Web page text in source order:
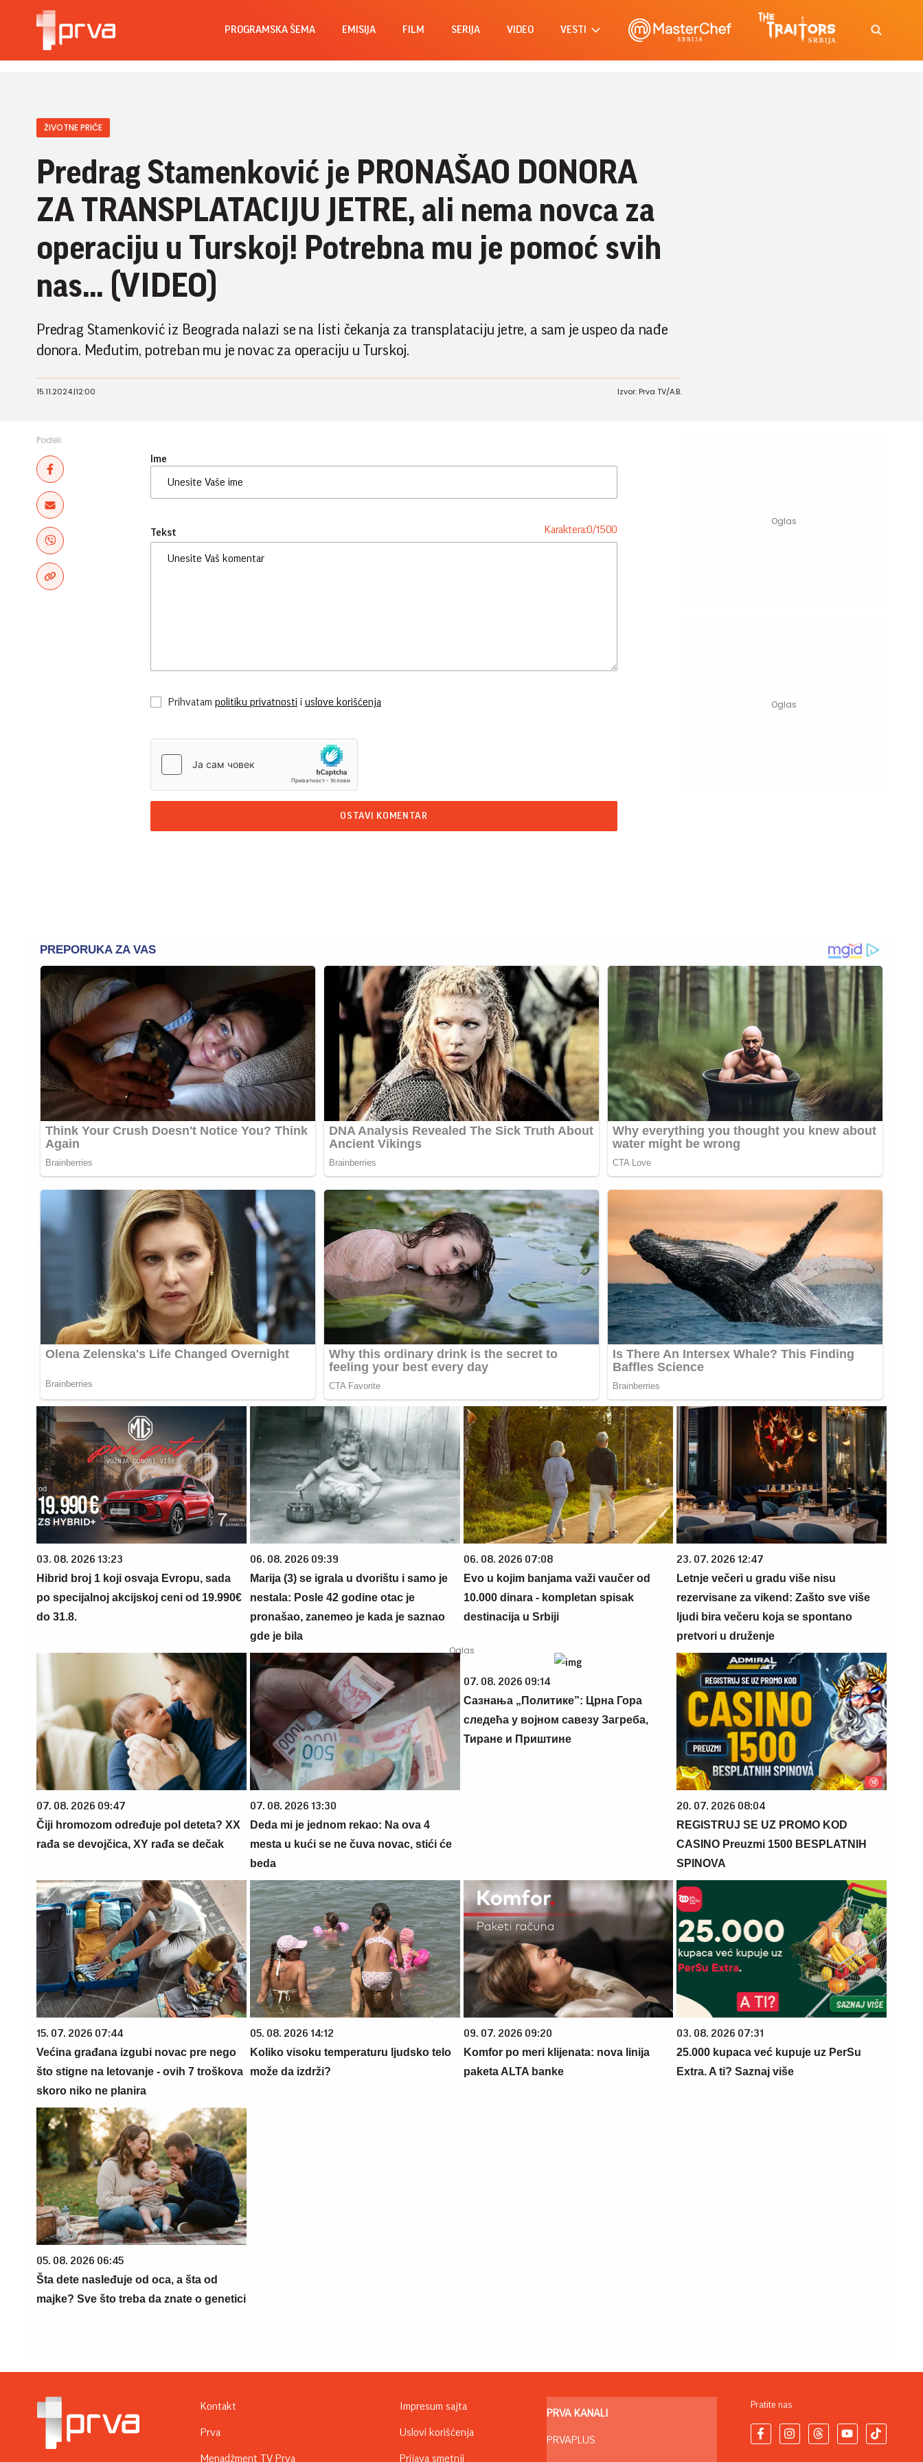
PROGRAMSKA ŠEMA EMISIJA FILM SERIJA VIDEO VESTI
ŽIVOTNE PRIČE
Predrag Stamenković je PRONAŠAO DONORA
ZA TRANSPLATACIJU JETRE, ali nema novca za
operaciju u Turskoj! Potrebna mu je pomoć svih
nas... (VIDEO)
Predrag Stamenković iz Beograda nalazi se na listi čekanja za transplataciju jetre, a sam je uspeo da nađe
donora. Međutim, potreban mu je novac za operaciju u Turskoj.
15.11.2024.|12:00 Izvor: Prva TV/A.B.
Podeli:
Ime
Tekst Karaktera:0/1500
Prihvatam politiku privatnosti i uslove korišćenja
OSTAVI KOMENTAR
03. 08. 2026 13:23
Hibrid broj 1 koji osvaja Evropu, sada
po specijalnoj akcijskoj ceni od 19.990€
do 31.8.
06. 08. 2026 09:39
Marija (3) se igrala u dvorištu i samo je
nestala: Posle 42 godine otac je
pronašao, zanemeo je kada je saznao
gde je bila
06. 08. 2026 07:08
Evo u kojim banjama važi vaučer od
10.000 dinara - kompletan spisak
destinacija u Srbiji
23. 07. 2026 12:47
Letnje večeri u gradu više nisu
rezervisane za vikend: Zašto sve više
ljudi bira večeru koja se spontano
pretvori u druženje
07. 08. 2026 09:47
Čiji hromozom određuje pol deteta? XX
rađa se devojčica, XY rađa se dečak
07. 08. 2026 13:30
Deda mi je jednom rekao: Na ova 4
mesta u kući se ne čuva novac, stići će
beda
07. 08. 2026 09:14
Сазнања „Политике”: Црна Гора
следећа у војном савезу Загреба,
Тиране и Приштине
20. 07. 2026 08:04
REGISTRUJ SE UZ PROMO KOD
CASINO Preuzmi 1500 BESPLATNIH
SPINOVA
15. 07. 2026 07:44
Većina građana izgubi novac pre nego
što stigne na letovanje - ovih 7 troškova
skoro niko ne planira
05. 08. 2026 14:12
Koliko visoku temperaturu ljudsko telo
može da izdrži?
09. 07. 2026 09:20
Komfor po meri klijenata: nova linija
paketa ALTA banke
03. 08. 2026 07:31
25.000 kupaca već kupuje uz PerSu
Extra. A ti? Saznaj više
05. 08. 2026 06:45
Šta dete nasleđuje od oca, a šta od
majke? Sve što treba da znate o genetici
Kontakt
Prva
Menadžment TV Prva
Impresum sajta
Uslovi korišćenja
Prijava smetnji
PRVA KANALI
PRVAPLUS
Pratite nas